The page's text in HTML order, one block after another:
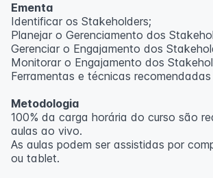
Professor(a):Frederyck Teixeira
Ementa
Identificar os Stakeholders;
Planejar o Gerenciamento dos
Gerenciar o Engajamento dos
Monitorar o Engajamento dos
Ferramentas e técnicas
Metodologia
100% da carga horária do curso são
aulas ao vivo.
As aulas podem ser assistidas por
ou tablet.